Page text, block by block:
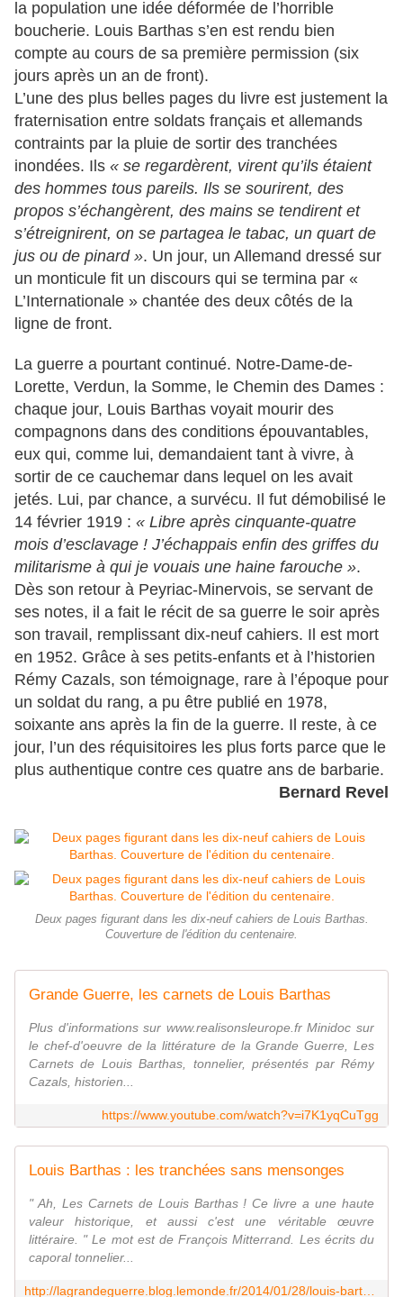
la population une idée déformée de l’horrible
boucherie. Louis Barthas s’en est rendu bien
compte au cours de sa première permission (six
jours après un an de front).
L’une des plus belles pages du livre est justement la
fraternisation entre soldats français et allemands
contraints par la pluie de sortir des tranchées
inondées. Ils « se regardèrent, virent qu’ils étaient
des hommes tous pareils. Ils se sourirent, des
propos s’échangèrent, des mains se tendirent et
s’étreignirent, on se partagea le tabac, un quart de
jus ou de pinard ». Un jour, un Allemand dressé sur
un monticule fit un discours qui se termina par «
L’Internationale » chantée des deux côtés de la
ligne de front.
La guerre a pourtant continué. Notre-Dame-de-
Lorette, Verdun, la Somme, le Chemin des Dames :
chaque jour, Louis Barthas voyait mourir des
compagnons dans des conditions épouvantables,
eux qui, comme lui, demandaient tant à vivre, à
sortir de ce cauchemar dans lequel on les avait
jetés. Lui, par chance, a survécu. Il fut démobilisé le
14 février 1919 : « Libre après cinquante-quatre
mois d’esclavage ! J’échappais enfin des griffes du
militarisme à qui je vouais une haine farouche ».
Dès son retour à Peyriac-Minervois, se servant de
ses notes, il a fait le récit de sa guerre le soir après
son travail, remplissant dix-neuf cahiers. Il est mort
en 1952. Grâce à ses petits-enfants et à l’historien
Rémy Cazals, son témoignage, rare à l’époque pour
un soldat du rang, a pu être publié en 1978,
soixante ans après la fin de la guerre. Il reste, à ce
jour, l’un des réquisitoires les plus forts parce que le
plus authentique contre ces quatre ans de barbarie.
Bernard Revel
Deux pages figurant dans les dix-neuf cahiers de Louis Barthas.
Couverture de l'édition du centenaire.
Grande Guerre, les carnets de Louis Barthas
Plus d'informations sur www.realisonsleurope.fr Minidoc sur
le chef-d'oeuvre de la littérature de la Grande Guerre, Les
Carnets de Louis Barthas, tonnelier, présentés par Rémy
Cazals, historien...
https://www.youtube.com/watch?v=i7K1yqCuTgg
Louis Barthas : les tranchées sans mensonges
" Ah, Les Carnets de Louis Barthas ! Ce livre a une haute
valeur historique, et aussi c'est une véritable œuvre
littéraire. " Le mot est de François Mitterrand. Les écrits du
caporal tonnelier...